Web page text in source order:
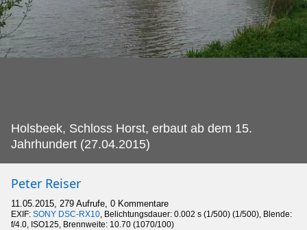
Holsbeek, Schloss Horst, erbaut ab dem 15.
Jahrhundert (27.04.2015)
Peter Reiser
11.05.2015, 279 Aufrufe, 0 Kommentare
EXIF: SONY DSC-RX10, Belichtungsdauer: 0.002 s (1/500) (1/500), Blende:
f/4.0, ISO125, Brennweite: 10.70 (1070/100)